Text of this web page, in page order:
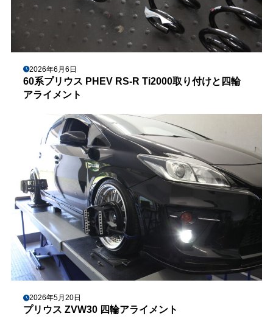
2026年6月6日
60系プリウス PHEV RS-R Ti2000取り付けと四輪
アライメント
2026年5月20日
プリウス ZVW30 四輪アライメント